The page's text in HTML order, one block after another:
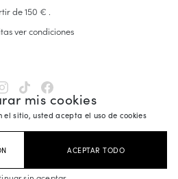
mis cookies
el sitio, usted acepta el uso de cookies
ACEPTAR TODO
de 150 € .
ver condiciones